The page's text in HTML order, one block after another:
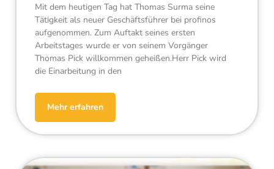
Mit dem heutigen Tag hat Thomas Surma seine
Tätigkeit als neuer Geschäftsführer bei profinos
aufgenommen. Zum Auftakt seines ersten
Arbeitstages wurde er von seinem Vorgänger
Thomas Pick willkommen geheißen.Herr Pick wird
die Einarbeitung in den
Mehr erfahren